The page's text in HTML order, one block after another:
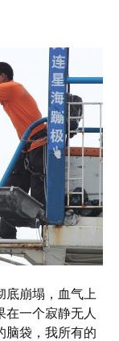
底崩塌，血气上
在一个寂静无人
脑袋，我所有的